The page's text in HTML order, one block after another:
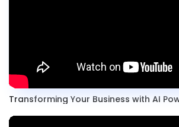
Transforming Your Business with AI